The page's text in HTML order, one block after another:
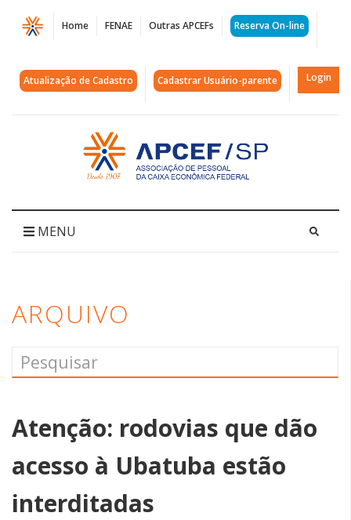
Página
Arquivos
osvaldo
APCEF/SP
Home FENAE Outras APCEFs Reserva On-line
Atualização de Cadastro Cadastrar Usuário-parente Login
Acessar
página
inicial
MENU
ARQUIVO
Atenção: rodovias que dão
acesso à Ubatuba estão
interditadas